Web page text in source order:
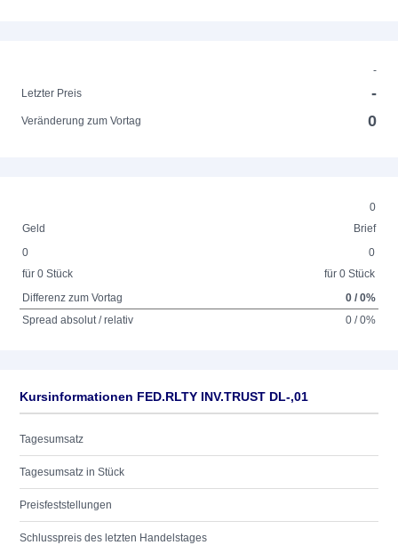
-
Letzter Preis
-
Veränderung zum Vortag 0
0
Geld
Brief
0
für 0 Stück
0
für 0 Stück
Differenz zum Vortag
0 / 0%
Spread absolut / relativ
0 / 0%
Kursinformationen FED.RLTY INV.TRUST DL-,01
Tagesumsatz
Tagesumsatz in Stück
Preisfeststellungen
Schlusspreis des letzten Handelstages